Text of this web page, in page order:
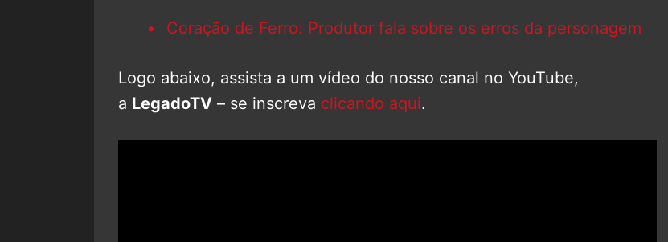
Coração de Ferro: Produtor fala sobre os erros da personagem
Logo abaixo, assista a um vídeo do nosso canal no YouTube,
a LegadoTV – se inscreva clicando aqui.